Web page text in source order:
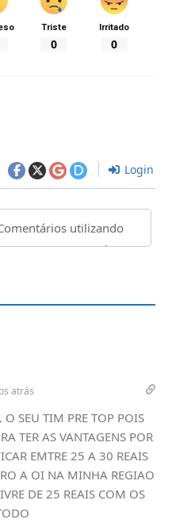
Triste
0
Irritado
0
Login
atrás
SEU TIM PRE TOP POIS
TER AS VANTAGENS POR
EMTRE 25 A 30 REAIS
A OI NA MINHA REGIAO
DE 25 REAIS COM OS